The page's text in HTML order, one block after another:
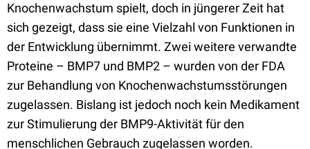
Knochenwachstum spielt, doch in jüngerer Zeit hat
sich gezeigt, dass sie eine Vielzahl von Funktionen in
der Entwicklung übernimmt. Zwei weitere verwandte
Proteine – BMP7 und BMP2 – wurden von der FDA
zur Behandlung von Knochenwachstumsstörungen
zugelassen. Bislang ist jedoch noch kein Medikament
zur Stimulierung der BMP9-Aktivität für den
menschlichen Gebrauch zugelassen worden.